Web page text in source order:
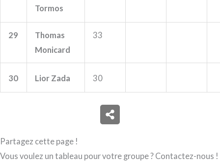
Tormos
29
Thomas
Monicard
33
30 Lior Zada 30
Partagez cette page !
Vous voulez un tableau pour votre groupe ? Contactez-nous !